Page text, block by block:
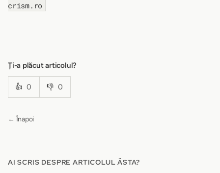
crism.ro
Ți-a plăcut articolul?
👍 0 👎 0
← Înapoi
AI SCRIS DESPRE ARTICOLUL ĂSTA?